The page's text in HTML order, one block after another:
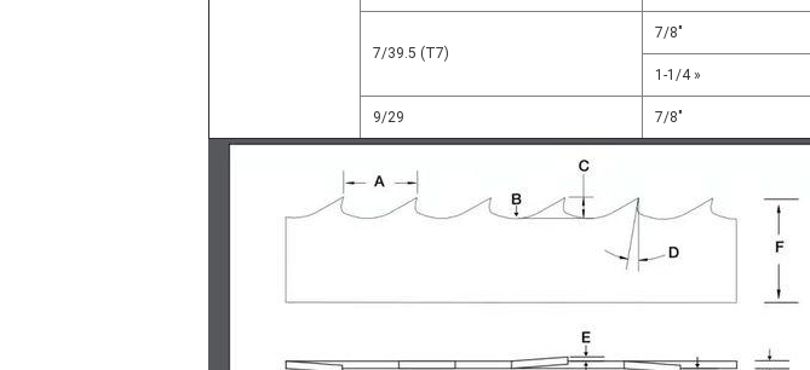
7/39.5 (T7)
7/8"
1-1/4 »
9/29 7/8"